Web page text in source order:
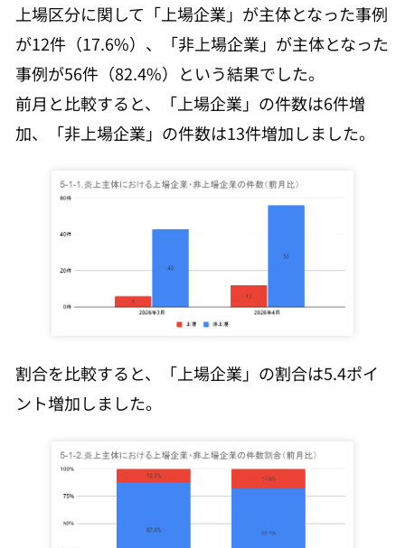
上場区分に関して「上場企業」が主体となった事例
が12件（17.6%）、「非上場企業」が主体となった
事例が56件（82.4%）という結果でした。
前月と比較すると、「上場企業」の件数は6件増
加、「非上場企業」の件数は13件増加しました。
割合を比較すると、「上場企業」の割合は5.4ポイ
ント増加しました。